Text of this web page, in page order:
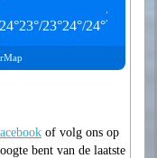
24°23°/23°24°/24°
30
of volg ons op
bent van de laatste